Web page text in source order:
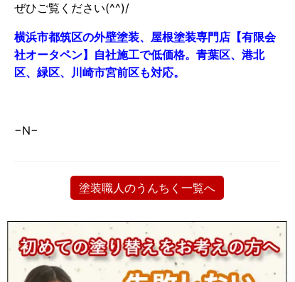
ぜひご覧ください(^^)/
横浜市都筑区の外壁塗装、屋根塗装専門店【有限会
社オータペン】自社施工で低価格。青葉区、港北
区、緑区、川崎市宮前区も対応。
−N−
塗装職人のうんちく一覧へ